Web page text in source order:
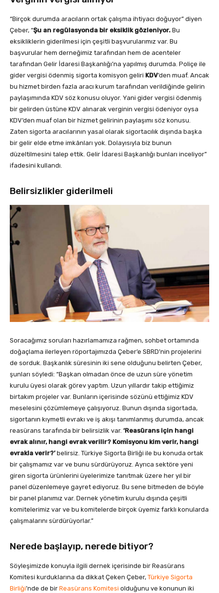
“Birçok durumda aracıların ortak çalışma ihtiyacı doğuyor” diyen
Çeber, “Şu an regülasyonda bir eksiklik gözleniyor. Bu
eksikliklerin giderilmesi için çeşitli başvurularımız var. Bu
başvurular hem derneğimiz tarafından hem de acenteler
tarafından Gelir İdaresi Başkanlığı’na yapılmış durumda. Poliçe ile
gider vergisi ödenmiş sigorta komisyon geliri KDV’den muaf. Ancak
bu hizmet birden fazla aracı kurum tarafından verildiğinde gelirin
paylaşımında KDV söz konusu oluyor. Yani gider vergisi ödenmiş
bir gelirden üstüne KDV alınarak verginin vergisi ödeniyor oysa
KDV’den muaf olan bir hizmet gelirinin paylaşımı söz konusu.
Zaten sigorta aracılarının yasal olarak sigortacılık dışında başka
bir gelir elde etme imkânları yok. Dolayısıyla biz bunun
düzeltilmesini talep ettik. Gelir İdaresi Başkanlığı bunları inceliyor”
ifadesini kullandı.
Belirsizlikler giderilmeli
Soracağımız soruları hazırlamamıza rağmen, sohbet ortamında
doğaçlama ilerleyen röportajımızda Çeber’e SBRD’nin projelerini
de sorduk. Başkanlık süresinin iki sene olduğunu belirten Çeber,
şunları söyledi: “Başkan olmadan önce de uzun süre yönetim
kurulu üyesi olarak görev yaptım. Uzun yıllardır takip ettiğimiz
birtakım projeler var. Bunların içerisinde sözünü ettiğimiz KDV
meselesini çözümlemeye çalışıyoruz. Bunun dışında sigortada,
sigortanın kıymetli evrakı ve iş akışı tanımlanmış durumda, ancak
reasürans tarafında bir belirsizlik var. ‘Reasürans için hangi
evrak alınır, hangi evrak verilir? Komisyonu kim verir, hangi
evrakla verir?’belirsiz. Türkiye Sigorta Birliği ile bu konuda ortak
bir çalışmamız var ve bunu sürdürüyoruz. Ayrıca sektöre yeni
giren sigorta ürünlerini üyelerimize tanıtmak üzere her yıl bir
panel düzenlemeye gayret ediyoruz. Bu sene bitmeden de böyle
bir panel planımız var. Dernek yönetim kurulu dışında çeşitli
komitelerimiz var ve bu komitelerde birçok üyemiz farklı konularda
çalışmalarını sürdürüyorlar.”
Nerede başlayıp, nerede bitiyor?
Söyleşimizde konuyla ilgili dernek içerisinde bir Reasürans
Komitesi kurduklarına da dikkat Çeken Çeber, Türkiye Sigorta
Birliği’nde de bir Reasürans Komitesi olduğunu ve konunun iki